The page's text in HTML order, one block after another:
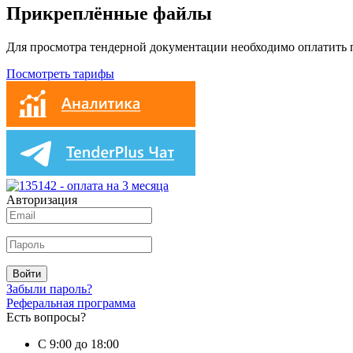
Прикреплённые файлы
Для просмотра тендерной документации необходимо оплатить
Посмотреть тарифы
Авторизация
Войти
Забыли пароль?
Реферальная программа
Есть вопросы?
С 9:00 до 18:00